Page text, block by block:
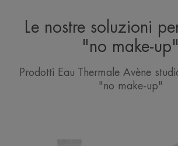
Le nostre soluzioni
"no make-up"
Prodotti Eau Thermale Avène
"no make-up"